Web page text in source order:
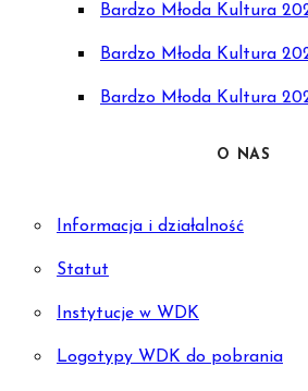
Bardzo Młoda Kultura
Bardzo Młoda Kultura
Bardzo Młoda Kultura
O NAS
Informacja i działalność
Statut
Instytucje w WDK
Logotypy WDK do pobrania